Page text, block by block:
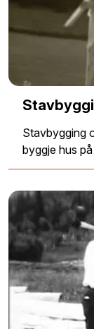
Stavbygging
byggje hus